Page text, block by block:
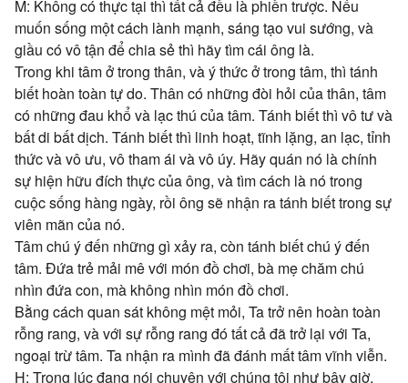
M: Không có thực tại thì tất cả đều là phiền trược. Nếu
muốn sống một cách lành mạnh, sáng tạo vui sướng, và
giầu có vô tận để chia sẻ thì hãy tìm cái ông là.
Trong khi tâm ở trong thân, và ý thức ở trong tâm, thì tánh
biết hoàn toàn tự do. Thân có những đòi hỏi của thân, tâm
có những đau khổ và lạc thú của tâm. Tánh biết thì vô tư và
bất di bất dịch. Tánh biết thì linh hoạt, tĩnh lặng, an lạc, tỉnh
thức và vô ưu, vô tham ái và vô úy. Hãy quán nó là chính
sự hiện hữu đích thực của ông, và tìm cách là nó trong
cuộc sống hàng ngày, rồi ông sẽ nhận ra tánh biết trong sự
viên mãn của nó.
Tâm chú ý đến những gì xảy ra, còn tánh biết chú ý đến
tâm. Đứa trẻ mải mê với món đồ chơi, bà mẹ chăm chú
nhìn đứa con, mà không nhìn món đồ chơi.
Bằng cách quan sát không mệt mỏi, Ta trở nên hoàn toàn
rỗng rang, và với sự rỗng rang đó tất cả đã trở lại với Ta,
ngoại trừ tâm. Ta nhận ra mình đã đánh mất tâm vĩnh viễn.
H: Trong lúc đang nói chuyện với chúng tôi như bây giờ,